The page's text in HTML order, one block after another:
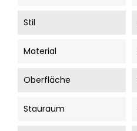
Stil
Material
Oberfläche
Stauraum